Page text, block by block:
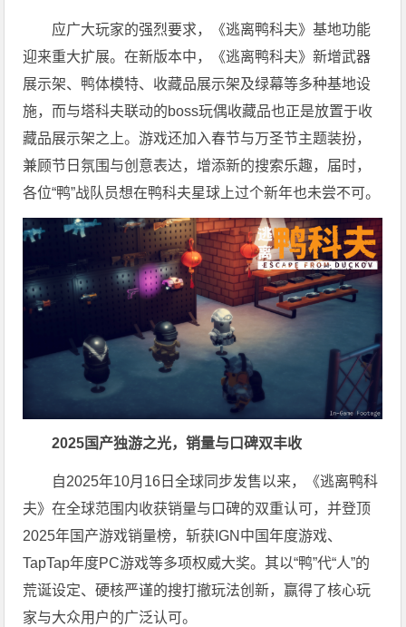
应广大玩家的强烈要求，《逃离鸭科夫》基地功能
迎来重大扩展。在新版本中，《逃离鸭科夫》新增武器
展示架、鸭体模特、收藏品展示架及绿幕等多种基地设
施，而与塔科夫联动的boss玩偶收藏品也正是放置于收
藏品展示架之上。游戏还加入春节与万圣节主题装扮，
兼顾节日氛围与创意表达，增添新的搜索乐趣，届时，
各位“鸭”战队员想在鸭科夫星球上过个新年也未尝不可。
2025国产独游之光，销量与口碑双丰收
自2025年10月16日全球同步发售以来，《逃离鸭科
夫》在全球范围内收获销量与口碑的双重认可，并登顶
2025年国产游戏销量榜，斩获IGN 中国年度游戏、
TapTap年度PC游戏等多项权威大奖。其以“鸭”代“人”的
荒诞设定、硬核严谨的搜打撤玩法创新，赢得了核心玩
家与大众用户的广泛认可。